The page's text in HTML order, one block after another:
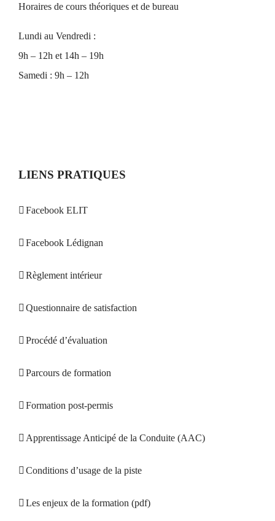
Horaires de cours théoriques et de bureau
Lundi au Vendredi :
9h – 12h et 14h – 19h
Samedi : 9h – 12h
LIENS PRATIQUES
Facebook ELIT
Facebook Lédignan
Règlement intérieur
Questionnaire de satisfaction
Procédé d’évaluation
Parcours de formation
Formation post-permis
Apprentissage Anticipé de la Conduite (AAC)
Conditions d’usage de la piste
Les enjeux de la formation (pdf)